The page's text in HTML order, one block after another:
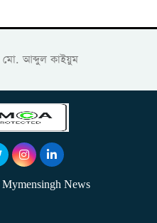
মো. আব্দুল কাইয়ুম
News